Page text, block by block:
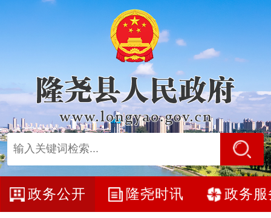
政务公开 隆尧时讯 政务服